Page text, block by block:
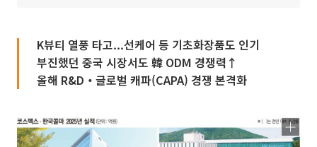
K뷰티 열풍 타고...선케어 등 기초화장품도 인기
부진했던 중국 시장서도 韓 ODM 경쟁력↑
올해 R&D‧글로벌 캐파(CAPA) 경쟁 본격화